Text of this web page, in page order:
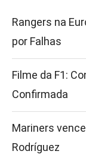
Rangers na
por Falhas
Filme da F1:
Confirmada
Mariners
Rodríguez